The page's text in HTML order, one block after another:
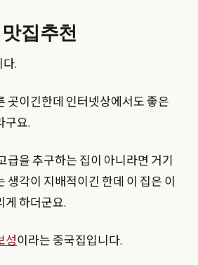
집추천
.
곳이긴한데 인터넷상에서도 좋은
구요.
급을 추구하는 집이 아니라면 거기
생각이 지배적이긴 한데 이 집은 이
게 하더군요.
성이라는 중국집입니다.